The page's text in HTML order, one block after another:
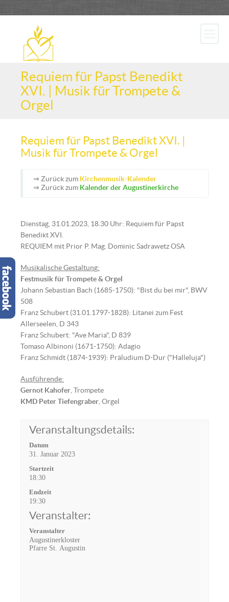
Requiem für Papst Benedikt
XVI. | Musik für Trompete &
Orgel
Requiem für Papst Benedikt XVI. |
Musik für Trompete & Orgel
⇒ Zurück zum Kirchenmusik-Kalender
⇒ Zurück zum Kalender der Augustinerkirche
Dienstag, 31.01.2023, 18.30 Uhr: Requiem für Papst
Benedikt XVI.
REQUIEM mit Prior P. Mag. Dominic Sadrawetz OSA
Musikalische Gestaltung:
Festmusik für Trompete & Orgel
Johann Sebastian Bach (1685-1750): "Bist du bei mir", BWV
508
Franz Schubert (31.01.1797-1828): Litanei zum Fest
Allerseelen, D 343
Franz Schubert: "Ave Maria", D 839
Tomaso Albinoni (1671-1750): Adagio
Franz Schmidt (1874-1939): Präludium D-Dur ("Halleluja")
Ausführende:
Gernot Kahofer , Trompete
KMD Peter Tiefengraber , Orgel
Veranstaltungsdetails:
Datum
31. Januar 2023
Startzeit
18:30
Endzeit
19:30
Veranstalter:
Veranstalter
Augustinerkloster
Pfarre St. Augustin